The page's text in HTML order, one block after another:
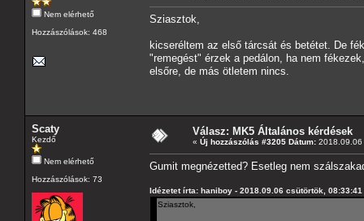
Nem elérhető
Hozzászólások: 468
Sziasztok,
kicseréltem az első tárcsát és betétet. De
"remegést" érzek a pedálon, ha nem
elsőre, de más ötletem nincs.
Scaty
Kezdő
Nem elérhető
Hozzászólások: 73
Válasz: MK5 Általános kérdések
« Új hozzászólás #3205 Dátum: 2018.09.06
Gumit megnézetted? Esetleg nem
Idézetet írta: haniboy - 2018.09.06 csütörtök, 08:33:41
Sziasztok,